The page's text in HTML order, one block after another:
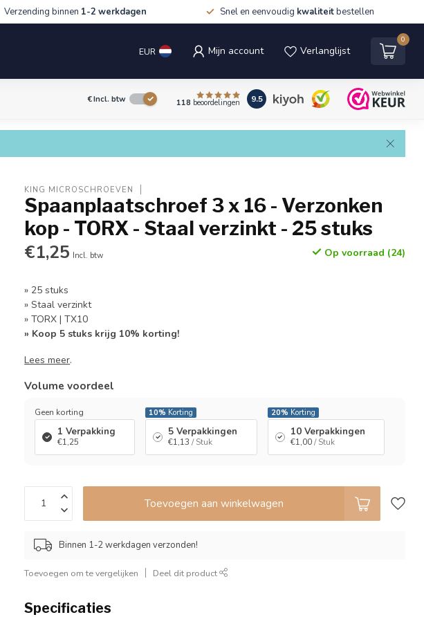
Verzending binnen 1-2 werkdagen Snel en eenvoudig kwaliteitbestellen
EUR Mijn account Verlanglijst
0
€Incl. btw 118 beoordelingen 9.5
KING MICROSCHROEVEN
Spaanplaatschroef 3 x 16 - Verzonken
kop - TORX - Staal verzinkt - 25 stuks
€1,25 Incl. btw Op voorraad (24)
» 25 stuks
» Staal verzinkt
» TORX | TX10
» Koop 5 stuks krijg 10% korting!
Lees meer.
Volume voordeel
Geen korting
1 Verpakking
€1,25
10% Korting
5 Verpakkingen
€1,13 / Stuk
20% Korting
10 Verpakkingen
€1,00 / Stuk
Toevoegen aan winkelwagen
Binnen 1-2 werkdagen verzonden!
Toevoegen om te vergelijken Deel dit product
Specificaties